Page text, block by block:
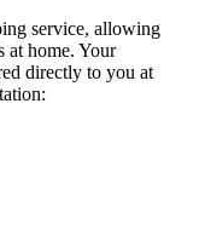
service, allowing
at home. Your
directly to you at